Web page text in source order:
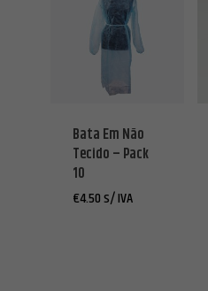
Bata Em Não
Tecido – Pack
10
€4.50s/ IVA